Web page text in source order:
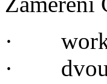
·
·